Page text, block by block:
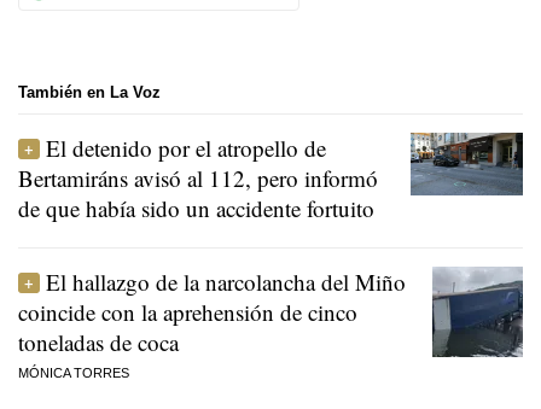
También en La Voz
El detenido por el atropello de
Bertamiráns avisó al 112, pero informó
de que había sido un accidente fortuito
El hallazgo de la narcolancha del Miño
coincide con la aprehensión de cinco
toneladas de coca
MÓNICA TORRES